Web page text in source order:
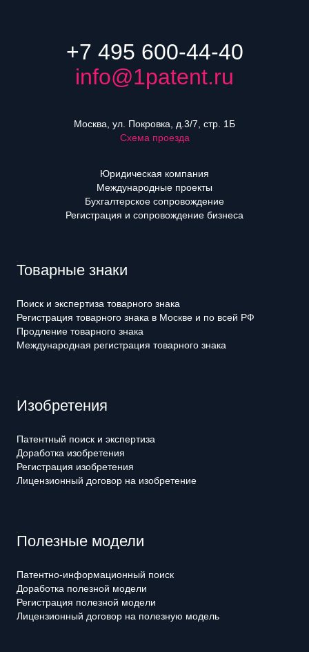
+7 495 600-44-40
info@1patent.ru
Москва, ул. Покровка, д.3/7, стр. 1Б
Схема проезда
Юридическая компания
Международные проекты
Бухгалтерское сопровождение
Регистрация и сопровождение бизнеса
Товарные знаки
Поиск и экспертиза товарного знака
Регистрация товарного знака в Москве и по всей РФ
Продление товарного знака
Международная регистрация товарного знака
Изобретения
Патентный поиск и экспертиза
Доработка изобретения
Регистрация изобретения
Лицензионный договор на изобретение
Полезные модели
Патентно-информационный поиск
Доработка полезной модели
Регистрация полезной модели
Лицензионный договор на полезную модель